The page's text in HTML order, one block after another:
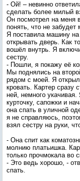
- Ой! – невинно
сделать более милый
Он посмотрел на меня
понять, что не забудет
Я поставила машину
открывать дверь. Как
вошёл внутрь. Я
сестру.
- Пошли, я покажу её
Мы поднялись на
рядом с моей. Я
кровать. Картер сразу
ней, немного
курточку, сапожки и
она спать в уличной
я не справляюсь,
взял сестру на руки,
- Она спит как
молнию платьишка.
только прочмокала во
- Это ведь хорошо, -
спать.